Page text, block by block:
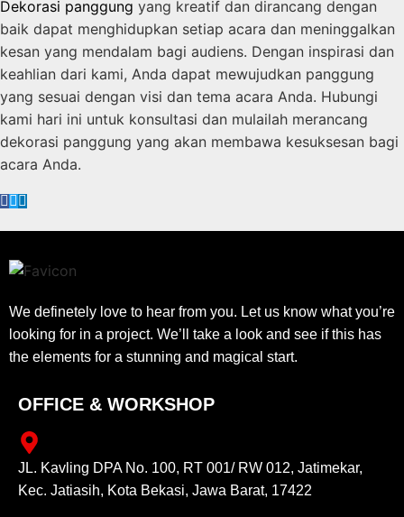
Dekorasi panggung yang kreatif dan dirancang dengan
baik dapat menghidupkan setiap acara dan meninggalkan
kesan yang mendalam bagi audiens. Dengan inspirasi dan
keahlian dari kami, Anda dapat mewujudkan panggung
yang sesuai dengan visi dan tema acara Anda. Hubungi
kami hari ini untuk konsultasi dan mulailah merancang
dekorasi panggung yang akan membawa kesuksesan bagi
acara Anda.
We definetely love to hear from you. Let us know what you’re
looking for in a project. We’ll take a look and see if this has
the elements for a stunning and magical start.
OFFICE & WORKSHOP
JL. Kavling DPA No. 100, RT 001/ RW 012, Jatimekar,
Kec. Jatiasih, Kota Bekasi, Jawa Barat, 17422